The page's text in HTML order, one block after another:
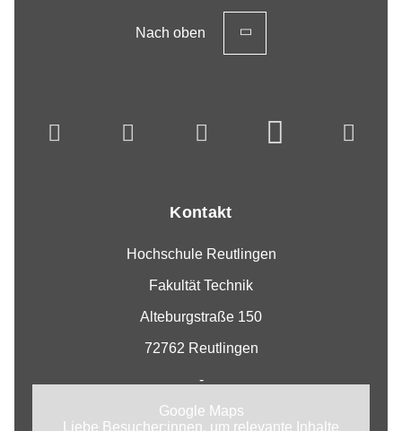
Nach oben
Kontakt
Hochschule Reutlingen
Fakultät Technik
Alteburgstraße 150
72762 Reutlingen
-
Google Maps
Liebe Besucher:innen, um relevante Inhalte